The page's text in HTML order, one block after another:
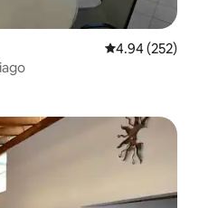
レビュー252
4.94 (252)